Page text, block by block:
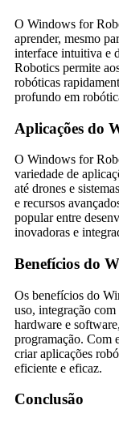
O Windows for
aprender, mesmo
interface intuitiva e
Robotics permite
robóticas
profundo em
Aplicações do
O Windows for
variedade de
até drones e
e recursos
popular entre
inovadoras e
Benefícios do
Os benefícios do
uso, integração
hardware e
programação. Com
criar aplicações
eficiente e eficaz.
Conclusão